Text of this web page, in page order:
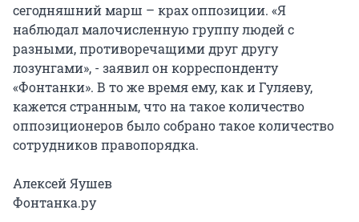
сегодняшний марш – крах оппозиции. «Я
наблюдал малочисленную группу людей с
разными, противоречащими друг другу
лозунгами», - заявил он корреспонденту
«Фонтанки». В то же время ему, как и Гуляеву,
кажется странным, что на такое количество
оппозиционеров было собрано такое количество
сотрудников правопорядка.
Алексей Яушев
Фонтанка.ру